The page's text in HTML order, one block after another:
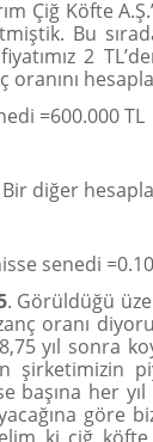
Çiğ Köfte
Bu
2
=600.000 TL
Bir diğer
senedi
. Görüldüğü
oranı
yıl sonra
şirketimizin
başına her
göre